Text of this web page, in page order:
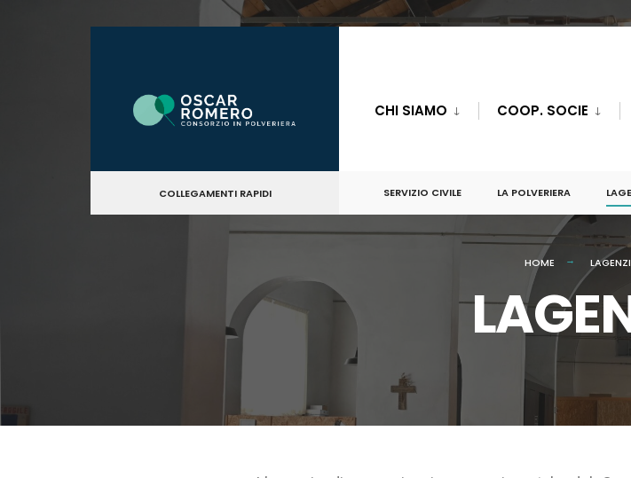
CHI SIAMO COOP. SOCIE
COLLEGAMENTI RAPIDI SERVIZIO CIVILE LA POLVERIERA
HOME